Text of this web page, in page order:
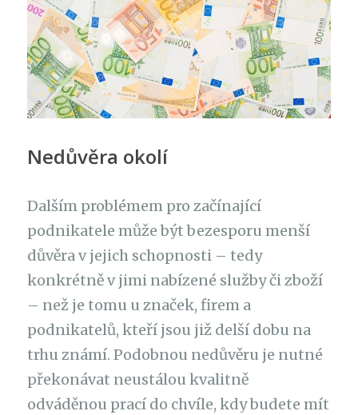
Nedůvěra okolí
Dalším problémem pro začínající
podnikatele může být bezesporu menší
důvěra v jejich schopnosti – tedy
konkrétně v jimi nabízené služby či zboží
– než je tomu u značek, firem a
podnikatelů, kteří jsou již delší dobu na
trhu známí. Podobnou nedůvěru je nutné
překonávat neustálou kvalitně
odváděnou prací do chvíle, kdy budete mít